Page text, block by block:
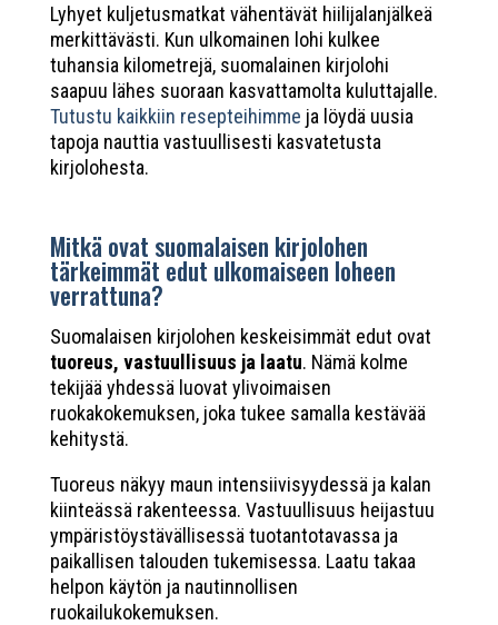
Lyhyet kuljetusmatkat vähentävät hiilijalanjälkeä
merkittävästi. Kun ulkomainen lohi kulkee
tuhansia kilometrejä, suomalainen kirjolohi
saapuu lähes suoraan kasvattamolta kuluttajalle.
Tutustu kaikkiin resepteihimme ja löydä uusia
tapoja nauttia vastuullisesti kasvatetusta
kirjolohesta.
Mitkä ovat suomalaisen kirjolohen
tärkeimmät edut ulkomaiseen loheen
verrattuna?
Suomalaisen kirjolohen keskeisimmät edut ovat
tuoreus, vastuullisuus ja laatu. Nämä kolme
tekijää yhdessä luovat ylivoimaisen
ruokakokemuksen, joka tukee samalla kestävää
kehitystä.
Tuoreus näkyy maun intensiivisyydessä ja kalan
kiinteässä rakenteessa. Vastuullisuus heijastuu
ympäristöystävällisessä tuotantotavassa ja
paikallisen talouden tukemisessa. Laatu takaa
helpon käytön ja nautinnollisen
ruokailukokemuksen.